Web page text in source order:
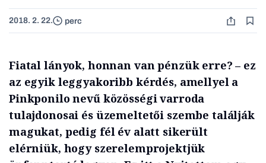
2018. 2. 22. perc
Fiatal lányok, honnan van pénzük erre? – ez
az egyik leggyakoribb kérdés, amellyel a
Pinkponilo nevű közösségi varroda
tulajdonosai és üzemeltetői szembe találják
magukat, pedig fél év alatt sikerült
elérniük, hogy szerelemprojektjük